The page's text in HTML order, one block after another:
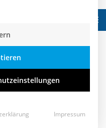
Impressum